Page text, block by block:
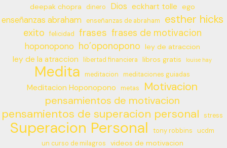
deepak chopra dinero Dios eckhart tolle ego
enseñanzas abraham enseñanzas de abraham esther hicks
exito felicidad frases frases de motivacion
hoponopono ho’oponopono ley de atraccion
ley de la atraccion libertad financiera libros gratis louise hay
Medita meditacion meditaciones guiadas
Meditacion Hoponopono metas Motivacion
pensamientos de motivacion
pensamientos de superacion personal stress
Superacion Personal tony robbins
ucdm
un curso de milagros
videos de motivacion